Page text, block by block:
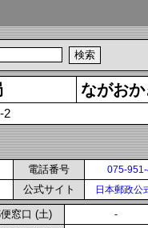
ながお
2
電話番号 075-
公式サイト 日本郵政公
窓口 (土) -